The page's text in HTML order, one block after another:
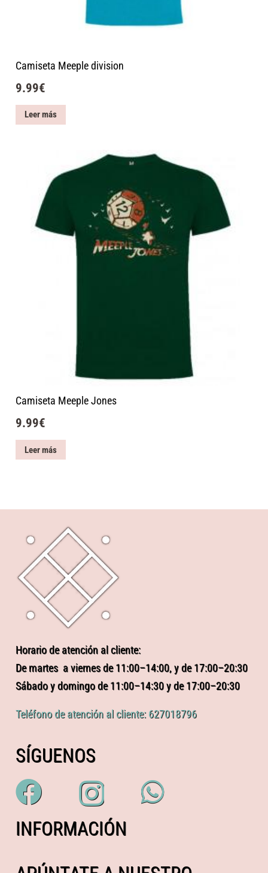
Camiseta Meeple division
9.99€
Leer más
Camiseta Meeple Jones
9.99€
Leer más
Horario de atención al cliente:
De martes a viernes de 11:00–14:00, y de 17:00–20:30
Sábado y domingo de 11:00–14:30 y de 17:00–20:30
Teléfono de atención al cliente: 627018796
SÍGUENOS
INFORMACIÓN